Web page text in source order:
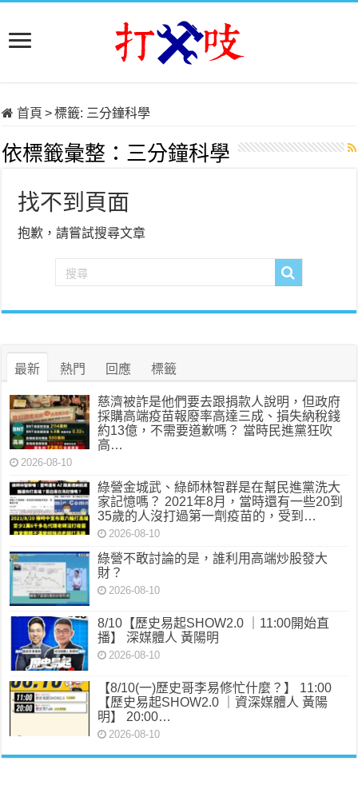
首頁 >標籤: 三分鐘科學
依標籤彙整： 三分鐘科學
找不到頁面
抱歉，請嘗試搜尋文章
最新 熱門 回應 標籤
慈濟被詐是他們要去跟捐款人說明，但政府
採購高端疫苗報廢率高達三成、損失納稅錢
約13億，不需要道歉嗎？ 當時民進黨狂吹
高…
2026-08-10
綠營金城武、綠師林智群是在幫民進黨洗大
家記憶嗎？ 2021年8月，當時還有一些20到
35歲的人沒打過第一劑疫苗的，受到…
2026-08-10
綠營不敢討論的是，誰利用高端炒股發大
財？
2026-08-10
8/10【歷史易起SHOW2.0 ｜11:00開始直
播】 深媒體人 黃陽明
2026-08-10
【8/10(一)歷史哥李易修忙什麼？】 11:00
【歷史易起SHOW2.0 ｜資深媒體人 黃陽
明】 20:00…
2026-08-10